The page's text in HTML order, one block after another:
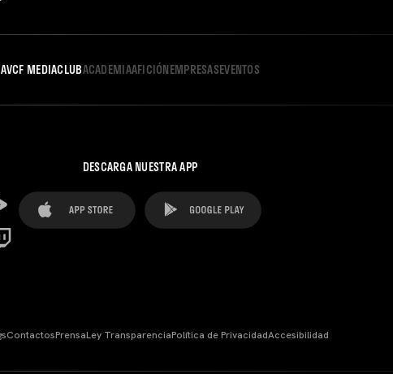
VCF MEDIACLUBACADEMIAAFICIÓNEMPRESASEVENTOS
DESCARGA NUESTRA APP
ContactosPrensaLey TransparenciaPolítica de PrivacidadAccesibilidad